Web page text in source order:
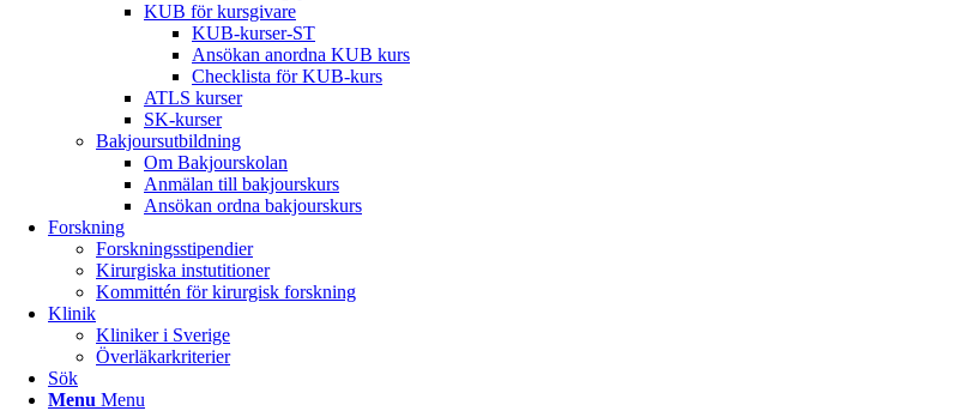
KUB för kursgivare
KUB-kurser-ST
Ansökan anordna KUB kurs
Checklista för KUB-kurs
ATLS kurser
SK-kurser
Bakjoursutbildning
Om Bakjourskolan
Anmälan till bakjourskurs
Ansökan ordna bakjourskurs
Forskning
Forskningsstipendier
Kirurgiska instutitioner
Kommittén för kirurgisk forskning
Klinik
Kliniker i Sverige
Överläkarkriterier
Sök
Menu Menu